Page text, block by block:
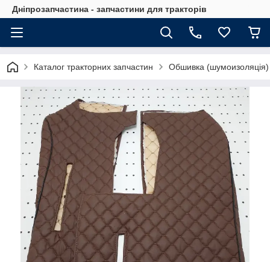
Дніпрозапчастина - запчастини для тракторів
Каталог тракторних запчастин Обшивка (шумоизоляція)